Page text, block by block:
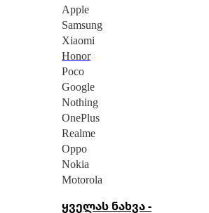
Apple
Samsung
Xiaomi
Honor
Poco
Google
Nothing
OnePlus
Realme
Oppo
Nokia
Motorola
ყველას ნახვა -